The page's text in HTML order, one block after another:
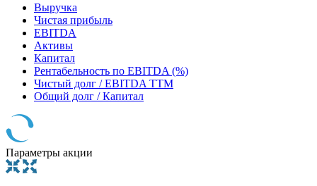
Выручка
Чистая прибыль
EBITDA
Активы
Капитал
Рентабельность по EBITDA (%)
Чистый долг / EBITDA TTM
Общий долг / Капитал
Параметры акции